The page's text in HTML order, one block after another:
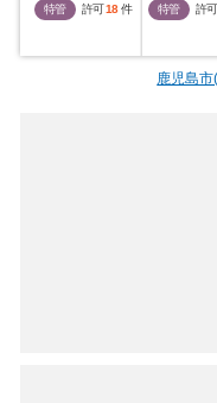
特管
許可18 件
特管
許可
鹿児島